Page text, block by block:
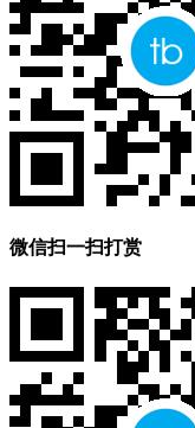
微信扫一扫打赏